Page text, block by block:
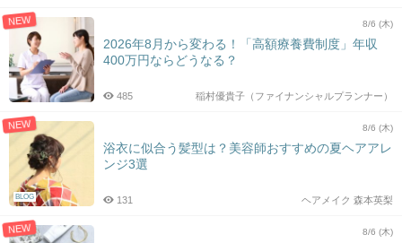
NEW 8/6 (木)
2026年8月から変わる！「高額療養費制度」年収
400万円ならどうなる？
稲村優貴子（ファイナンシャルプランナー）
485
NEW
BLOG
8/6 (木)
浴衣に似合う髪型は？美容師おすすめの夏ヘアアレ
ンジ3選
ヘアメイク 森本英梨
131
NEW 8/6 (木)